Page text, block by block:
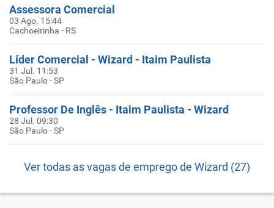
Assessora Comercial
03 Ago. 15:44
Cachoeirinha - RS
Líder Comercial - Wizard - Itaim Paulista
31 Jul. 11:53
São Paulo - SP
Professor De Inglês - Itaim Paulista - Wizard
28 Jul. 09:30
São Paulo - SP
Ver todas as vagas de emprego de Wizard (27)